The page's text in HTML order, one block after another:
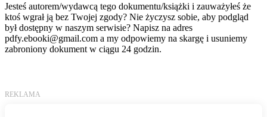
Jesteś autorem/wydawcą tego dokumentu/książki i zauważyłeś że
ktoś wgrał ją bez Twojej zgody? Nie życzysz sobie, aby podgląd
był dostępny w naszym serwisie? Napisz na adres
pdfy.ebooki@gmail.com a my odpowiemy na skargę i usuniemy
zabroniony dokument w ciągu 24 godzin.